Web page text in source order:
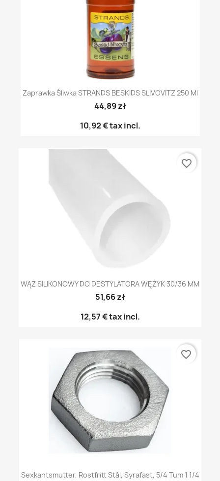
Zaprawka Śliwka STRANDS BESKIDS SLIVOVITZ 250 Ml
44,89 zł
10,92 €tax incl.
WĄŻ SILIKONOWY DO DESTYLATORA WĘŻYK 30/36 MM
51,66 zł
12,57 €tax incl.
favorite_border
Sexkantsmutter, Rostfritt Stål, Syrafast, 5/4 Tum 1 1/4
favorite_border